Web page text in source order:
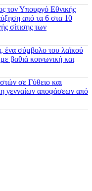
τον Υπουργό Εθνικής
από τα 6 στα 10
σίτισης των
ένα σύμβολο του λαϊκού
βαθιά κοινωνική και
σε Γύθειο και
γενναίων αποφάσεων από